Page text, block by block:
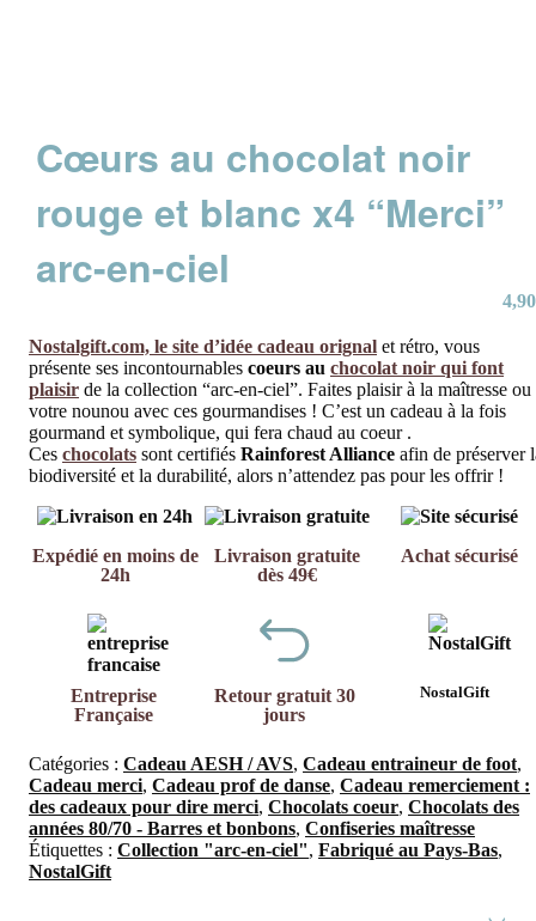
Cœurs au chocolat noir
rouge et blanc x4 “Merci”
arc-en-ciel
4,90
Nostalgift.com, le site d’idée cadeau orignal et rétro, vous
présente ses incontournables coeurs au chocolat noir qui font
plaisir de la collection “arc-en-ciel”. Faites plaisir à la maîtresse ou
votre nounou avec ces gourmandises ! C’est un cadeau à la fois
gourmand et symbolique, qui fera chaud au coeur .
Ces chocolats sont certifiés Rainforest Alliance afin de préserver
biodiversité et la durabilité, alors n’attendez pas pour les offrir !
Expédié en moins de
24h
Livraison gratuite
dès 49€
Achat sécurisé
Entreprise
Française
Retour gratuit 30
jours
NostalGift
Catégories : Cadeau AESH / AVS, Cadeau entraineur de foot,
Cadeau merci, Cadeau prof de danse, Cadeau remerciement :
des cadeaux pour dire merci, Chocolats coeur, Chocolats des
années 80/70 - Barres et bonbons, Confiseries maîtresse
Étiquettes : Collection "arc-en-ciel", Fabriqué au Pays-Bas,
NostalGift